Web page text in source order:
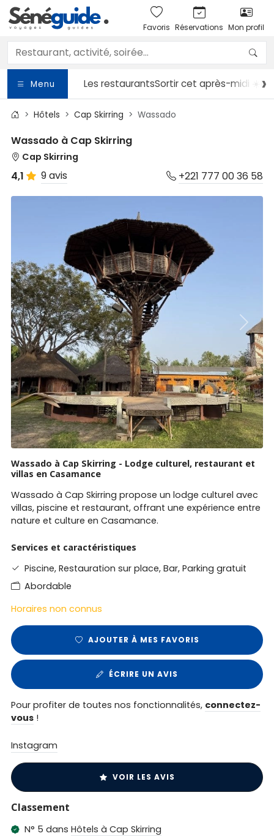
Favoris Réservations Mon profil
Menu Les restaurantsSortircet après-midi ☀️
Hôtels Cap Skirring Wassado
Wassado à Cap Skirring
Cap Skirring
4,1 9 avis +221 777 00 36 58
Previous Next
Wassado à Cap Skirring - Lodge culturel, restaurant et
villas en Casamance
Wassado à Cap Skirring propose un lodge culturel avec
villas, piscine et restaurant, offrant une expérience entre
nature et culture en Casamance.
Services et caractéristiques
Piscine, Restauration sur place, Bar, Parking gratuit
Abordable
Horaires non connus
AJOUTER À MES FAVORIS
ÉCRIRE UN AVIS
Pour profiter de toutes nos fonctionnalités, connectez-
vous !
Instagram
VOIR LES AVIS
Classement
N° 5 dansHôtels à Cap Skirring